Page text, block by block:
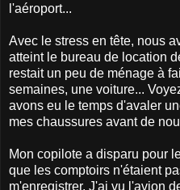
l'aéroport...
Avec le stress en tête, nous
atteint le bureau de location
restait un peu de ménage à
semaines, une voiture...
avons eu le temps d'avaler
mes chaussures avant de
Mon copilote a disparu pour
que les comptoirs n'étaient
m'enregistrer. J'ai vu l'avion